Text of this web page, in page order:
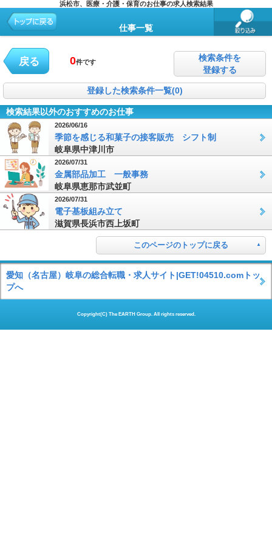
浜松市、医療・介護・保育のお仕事の求人検索結果
仕事一覧
戻る 0件です
検索条件を
登録する
登録した検索条件一覧(0)
検索結果以外のおすすめのお仕事
2026/06/16
季節を感じる和菓子の接客販売 シフト制
岐阜県中津川市
2026/07/31
金属部品加工 一般事務
岐阜県恵那市武並町
2026/07/31
電子基板組み立て
滋賀県長浜市西上坂町
このページのトップに戻る
愛知（名古屋）岐阜の総合転職・求人サイト|GET!04510.comトッ
プへ
Copyright(C) The EARTH Group. All rights reserved.